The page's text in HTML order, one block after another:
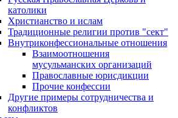
католики
Христианство и ислам
Традиционные религии против "сект"
Внутриконфессиональные отношения
Взаимоотношения
мусульманских организаций
Православные юрисдикции
Прочие конфессии
Другие примеры сотрудничества и
конфликтов